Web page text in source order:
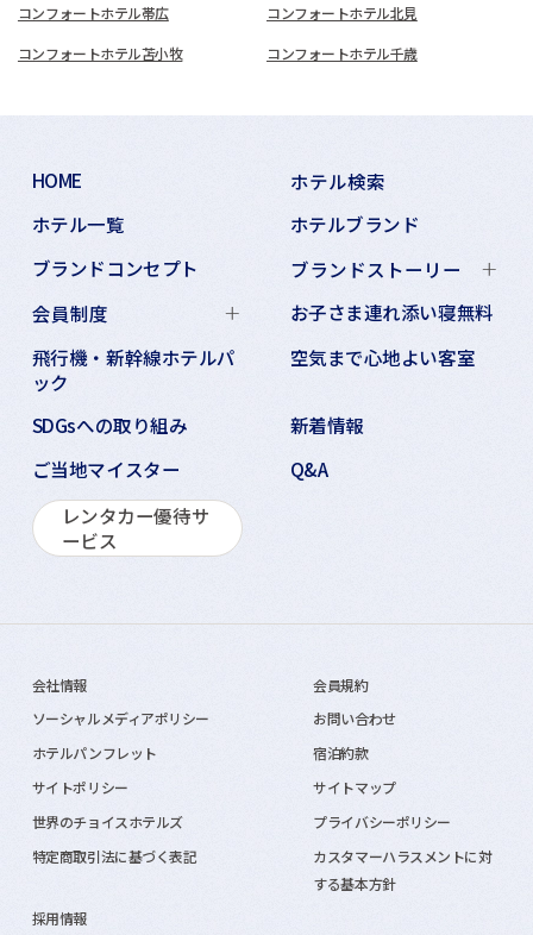
コンフォートホテル帯広 コンフォートホテル北見
コンフォートホテル苫小牧 コンフォートホテル千歳
HOME
ホテル検索
ホテル一覧
ホテルブランド
ブランドコンセプト
ブランドストーリー
会員制度
お子さま連れ添い寝無料
飛行機・新幹線ホテルパ
ック
空気まで心地よい客室
SDGsへの取り組み
新着情報
ご当地マイスター
Q&A
レンタカー優待サ
ービス
会社情報
会員規約
ソーシャルメディアポリシー
お問い合わせ
ホテルパンフレット
宿泊約款
サイトポリシー
サイトマップ
世界のチョイスホテルズ
プライバシーポリシー
特定商取引法に基づく表記
カスタマーハラスメントに対
する基本方針
採用情報